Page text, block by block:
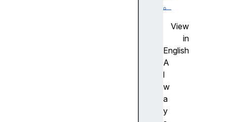
。
View
in
English
A
l
w
a
y